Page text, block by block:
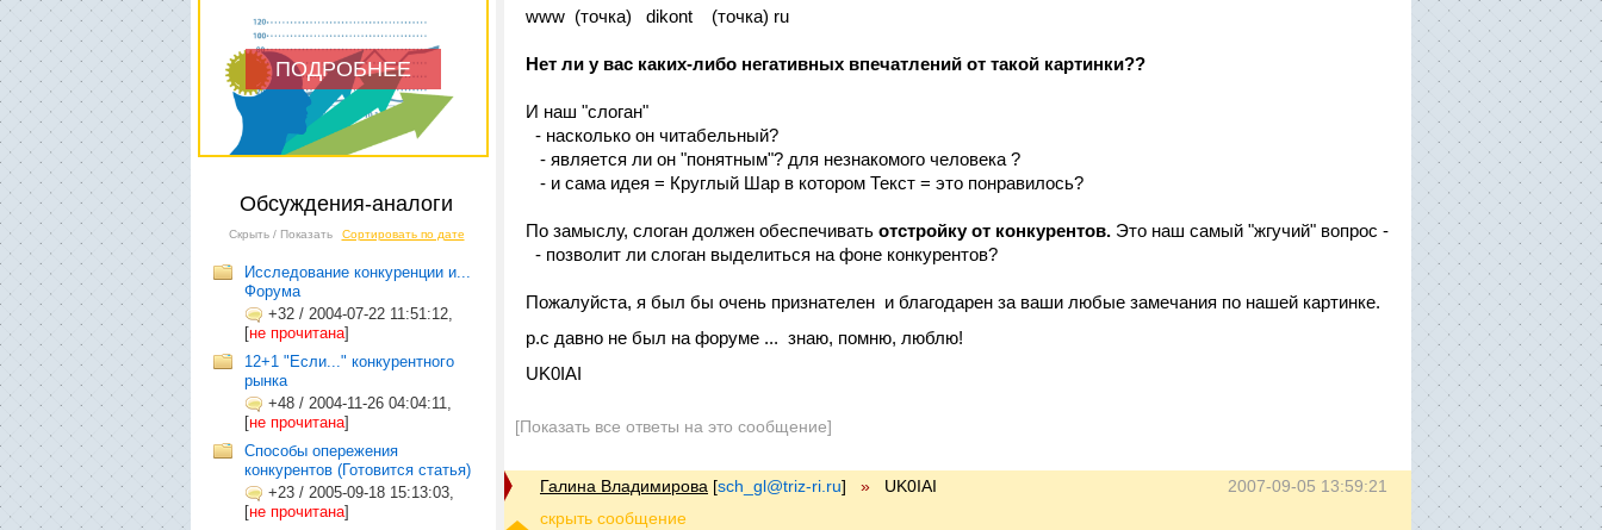
ПОДРОБНЕЕ
Обсуждения-аналоги
Скрыть / Показать Сортировать по дате
Исследование конкуренции и...
Форума
+32 / 2004-07-22 11:51:12,
[не прочитана]
12+1 "Если..." конкурентного
рынка
+48 / 2004-11-26 04:04:11,
[не прочитана]
Способы опережения
конкурентов (Готовится статья)
+23 / 2005-09-18 15:13:03,
[не прочитана]
www (точка) dikont (точка) ru
Нет ли у вас каких-либо негативных впечатлений от такой картинки??
И наш "слоган"
- насколько он читабельный?
- является ли он "понятным"? для незнакомого человека ?
- и сама идея = Круглый Шар в котором Текст = это понравилось?
По замыслу, слоган должен обеспечивать отстройку от конкурентов. Это наш самый "жгучий" вопрос -
- позволит ли слоган выделиться на фоне конкурентов?
Пожалуйста, я был бы очень признателен и благодарен за ваши любые замечания по нашей картинке.
р.с давно не был на форуме ... знаю, помню, люблю!
UK0IAI
[Показать все ответы на это сообщение]
2007-09-05 13:59:21
Галина Владимирова [sch_gl@triz-ri.ru] » UK0IAI